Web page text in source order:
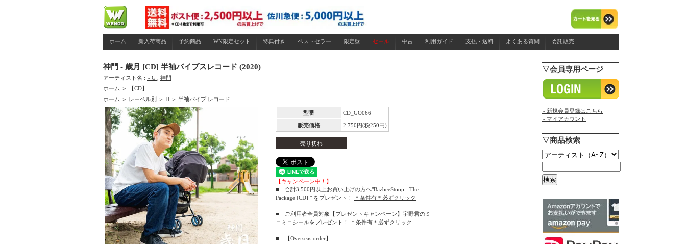
ホーム 新入荷商品 予約商品 WN限定セット 特典付き ベストセラー 限定盤 セール 中古 利用ガイド 支払・送料 よくある質問 委託販売
神門 - 歳月 [CD] 半袖バイブスレコード (2020)
アーティスト名 : » G
神門
ホーム ＞
【CD】
ホーム ＞ レーベル別 ＞ H ＞ 半袖バイブ レコード
型番
CD_GO066
販売価格
2,750円(税250円)
売り切れ
【キャンペーン中！】
■ 合計3,500円以上お買い上げの方へ"BazbeeStoop - The
Package [CD] " をプレゼント！
＊条件有＊必ずクリック
■ ご利用者全員対象【プレゼントキャンペーン】宇野君のミ
ニミニシールをプレゼント！
＊条件有＊必ずクリック
■ 【Overseas order】
▽会員専用ページ
» 新規会員登録はこちら
» マイアカウント
▽商品検索